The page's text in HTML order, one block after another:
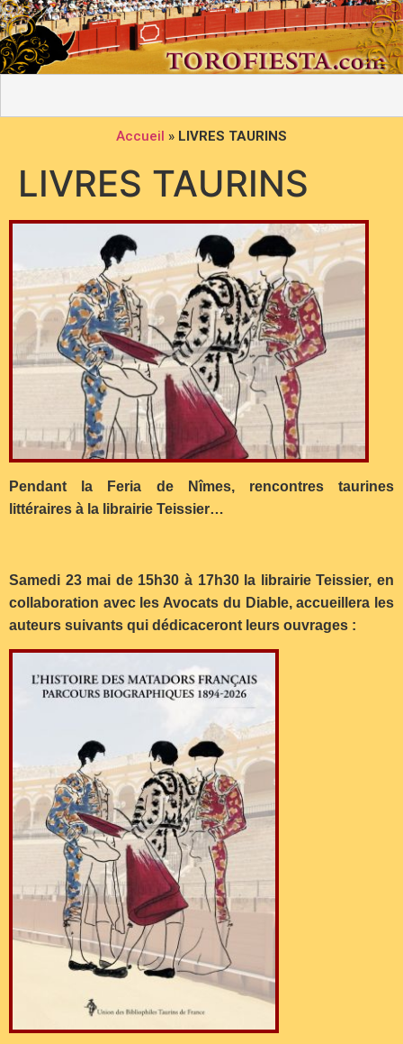
Accueil » LIVRES TAURINS
LIVRES TAURINS
Pendant la Feria de Nîmes, rencontres taurines
littéraires à la librairie Teissier…
Samedi 23 mai de 15h30 à 17h30 la librairie Teissier, en
collaboration avec les Avocats du Diable, accueillera les
auteurs suivants qui dédicaceront leurs ouvrages :